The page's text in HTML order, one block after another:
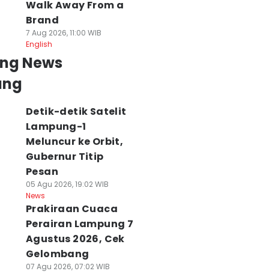
Walk Away From a
Brand
7 Aug 2026, 11:00 WIB
English
News
Detik-detik Satelit
Lampung-1
Meluncur ke Orbit,
Gubernur Titip
Pesan
05 Agu 2026, 19:02 WIB
News
Prakiraan Cuaca
Perairan Lampung 7
Agustus 2026, Cek
Gelombang
07 Agu 2026, 07:02 WIB